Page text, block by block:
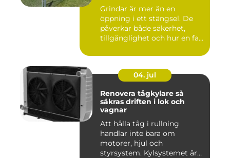
Grindar är mer än en
öppning i ett stängsel. De
påverkar både säkerhet,
tillgänglighet och hur en fa...
04. jul
Renovera tågkylare så
säkras driften i lok och
vagnar
Att hålla tåg i rullning
handlar inte bara om
motorer, hjul och
styrsystem. Kylsystemet är